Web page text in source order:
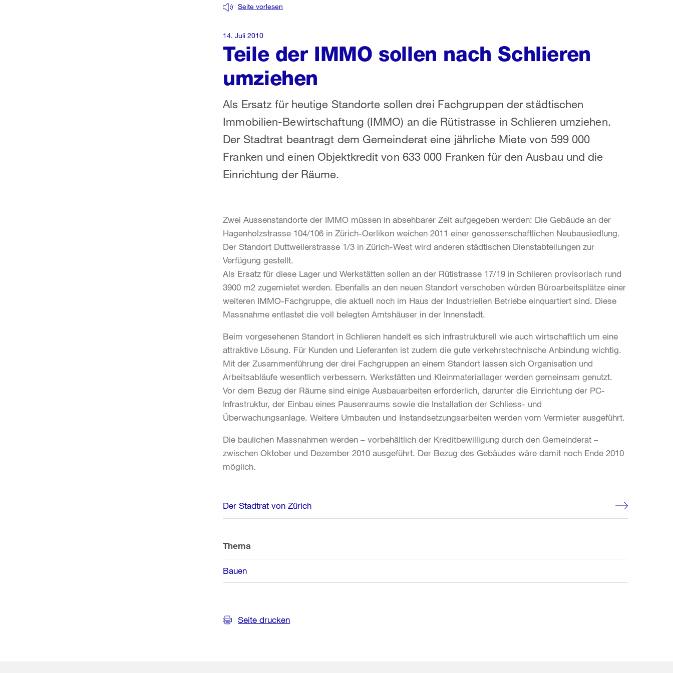
Teile der IMMO sollen nach Schlieren
umziehen
Seite vorlesen
Als Ersatz für heutige Standorte sollen drei Fachgruppen der städtischen
Immobilien-Bewirtschaftung (IMMO) an die Rütistrasse in Schlieren umziehen.
Der Stadtrat beantragt dem Gemeinderat eine jährliche Miete von 599 000
Franken und einen Objektkredit von 633 000 Franken für den Ausbau und die
Einrichtung der Räume.
14. Juli 2010
Zwei Aussenstandorte der IMMO müssen in absehbarer Zeit aufgegeben werden: Die Gebäude an der
Hagenholzstrasse 104/106 in Zürich-Oerlikon weichen 2011 einer genossenschaftlichen Neubausiedlung.
Der Standort Duttweilerstrasse 1/3 in Zürich-West wird anderen städtischen Dienstabteilungen zur
Verfügung gestellt.
Als Ersatz für diese Lager und Werkstätten sollen an der Rütistrasse 17/19 in Schlieren provisorisch rund
3900 m2 zugemietet werden. Ebenfalls an den neuen Standort verschoben würden Büroarbeitsplätze einer
weiteren IMMO-Fachgruppe, die aktuell noch im Haus der Industriellen Betriebe einquartiert sind. Diese
Massnahme entlastet die voll belegten Amtshäuser in der Innenstadt.
Beim vorgesehenen Standort in Schlieren handelt es sich infrastrukturell wie auch wirtschaftlich um eine
attraktive Lösung. Für Kunden und Lieferanten ist zudem die gute verkehrstechnische Anbindung wichtig.
Mit der Zusammenführung der drei Fachgruppen an einem Standort lassen sich Organisation und
Arbeitsabläufe wesentlich verbessern. Werkstätten und Kleinmateriallager werden gemeinsam genutzt.
Vor dem Bezug der Räume sind einige Ausbauarbeiten erforderlich, darunter die Einrichtung der PC-
Infrastruktur, der Einbau eines Pausenraums sowie die Installation der Schliess- und
Überwachungsanlage. Weitere Umbauten und Instandsetzungsarbeiten werden vom Vermieter ausgeführt.
Die baulichen Massnahmen werden – vorbehältlich der Kreditbewilligung durch den Gemeinderat –
zwischen Oktober und Dezember 2010 ausgeführt. Der Bezug des Gebäudes wäre damit noch Ende 2010
möglich.
Weitere
Informationen
Der Stadtrat von Zürich
Thema
Bauen
Seite drucken